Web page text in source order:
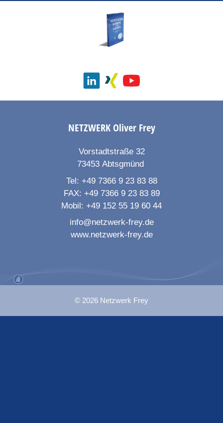
NETZWERKOliver Frey
Vorstadtstraße 32
73453 Abtsgmünd
Tel: +49 7366 9 23 83 88
FAX: +49 7366 9 23 83 89
Mobil: +49 152 55 19 60 44
info@netzwerk-frey.de
www.netzwerk-frey.de
© 2026 Netzwerk Frey